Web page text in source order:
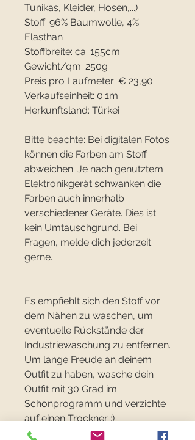
Tunikas, Kleider, Hosen,...)
Stoff: 96% Baumwolle, 4%
Elasthan
Stoffbreite: ca. 155cm
Gewicht/qm: 250g
Preis pro Laufmeter: € 23,90
Verkaufseinheit: 0.1m
Herkunftsland: Türkei
Bitte beachte: Bei digitalen Fotos
können die Farben am Stoff
abweichen. Je nach genutztem
Elektronikgerät schwanken die
Farben auch innerhalb
verschiedener Geräte. Dies ist
kein Umtauschgrund. Bei
Fragen, melde dich jederzeit
gerne.
Es empfiehlt sich den Stoff vor
dem Nähen zu waschen, um
eventuelle Rückstände der
Industriewaschung zu entfernen.
Um lange Freude an deinem
Outfit zu haben, wasche dein
Outfit mit 30 Grad im
Schonprogramm und verzichte
auf einen Trockner :)